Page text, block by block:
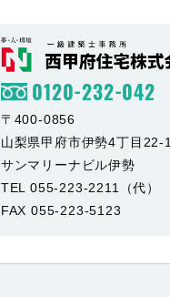
0120-232-042
〒400-0856
山梨県甲府市伊勢4丁目22-1
サンマリーナビル伊勢
TEL 055-223-2211（代）
FAX 055-223-5123